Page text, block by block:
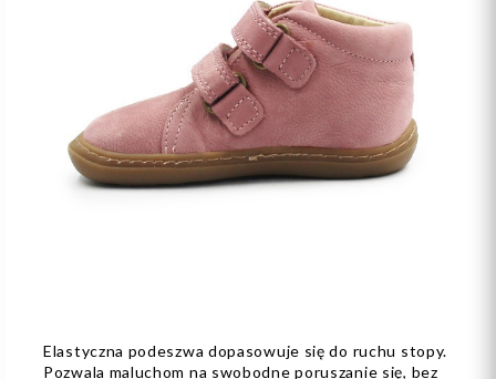
Elastyczna podeszwa dopasowuje się do ruchu stopy.
Pozwala maluchom na swobodne poruszanie się, bez